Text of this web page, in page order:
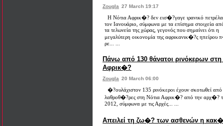
Zougla 27 March 19:17
Η Νότια Αφρικ�? δεν εισ�?γαγε ιρανικό
τον Ιανουάριο, σύμφωνα με τα επίσημα στοιχεία
τα τελωνεία της χώρας, γεγονός που σημαίνει ότι η
μεγαλύτερη οικονομία της αφρικανικ�?ς ηπείρου
ρε... ...
Πάνω από 130 θάνατοι ρινόκερων
Αφρικ�?
Zougla 20 March 06:00
�?ουλάχιστον 135 ρινόκεροι έχουν σκοτωθεί από
λαθροθ�?ρες στη Νότια Αφρικ�? από την αρχ�?
2012, σύμφωνα με τις Αρχές... ...
Απειλεί τη ζω�? των ασθενών η